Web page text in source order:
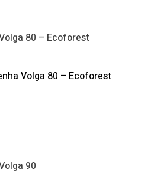
Volga 80 – Ecoforest